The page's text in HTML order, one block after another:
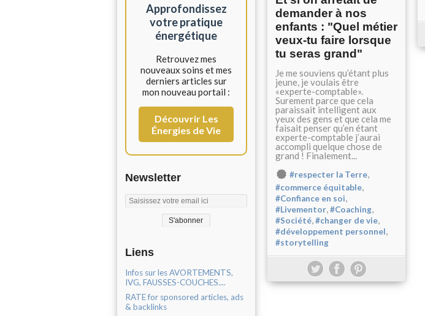
Approfondissez
votre pratique
énergétique
Retrouvez mes
nouveaux soins et mes
derniers articles sur
mon nouveau portail :
Découvrir Les
Énergies de Vie
Newsletter
Liens
Infos sur les AVORTEMENTS,
IVG, FAUSSES-COUCHES....
RATE for sponsored articles, ads
& backlinks
demander à nos
enfants : "Quel métier
veux-tu faire lorsque
tu seras grand"
Je me souviens qu’étant plus
jeune, je voulais être
«experte-comptable».
Surement parce que cela
paraissait intelligent aux
yeux des gens et que cela me
faisait penser qu’en étant
experte-comptable j’aurai
accompli quelque chose de
grand ! Finalement...
#respecter la Terre,
#commerce équitable,
#Confiance en soi,
#Livementor,#Coaching,
#Société,#changer de vie,
#développement personnel,
#storytelling